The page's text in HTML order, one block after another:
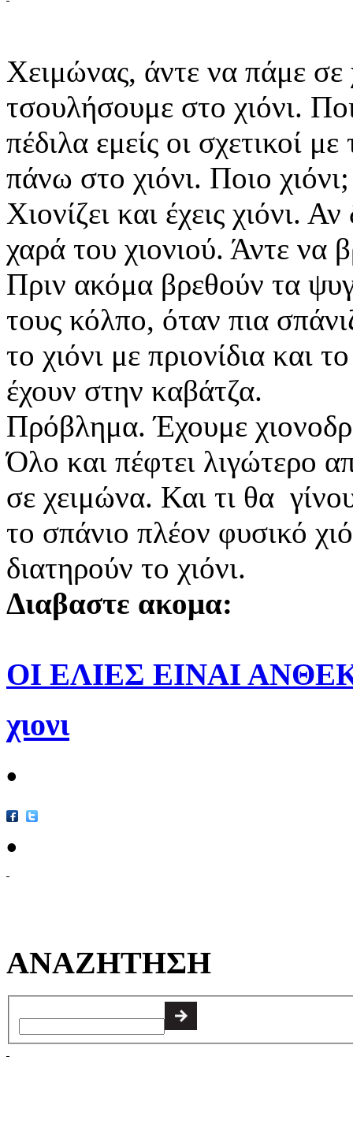
Χειμώνας, άντε να πάμε σε
τσουλήσουμε στο χιόνι.
πέδιλα εμείς οι σχετικοί
πάνω στο χιόνι. Ποιο
Χιονίζει και έχεις χιόνι.
χαρά του χιονιού. Άντε να
Πριν ακόμα βρεθούν τα
τους κόλπο, όταν πια
το χιόνι με πριονίδια και
έχουν στην καβάτζα.
Πρόβλημα. Έχουμε
Όλο και πέφτει λιγώτερο
σε χειμώνα. Και τι θα
το σπάνιο πλέον φυσικό
διατηρούν το χιόνι.
Διαβαστε ακομα:
ΟΙ ΕΛΙΕΣ ΕΙΝΑΙ
χιονι
•
•
ΑΝΑΖΗΤΗΣΗ